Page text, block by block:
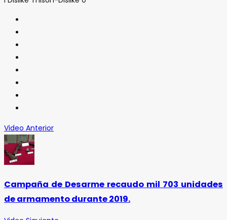
Video Anterior
Campaña de Desarme recaudo mil 703 unidades
de armamento durante 2019.